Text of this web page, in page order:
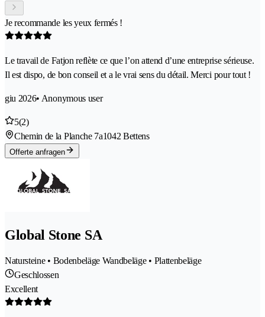
Je recommande les yeux fermés !
Le travail de Fatjon reflète ce que l’on attend d’une entreprise sérieuse.
Il est dispo, de bon conseil et a le vrai sens du détail. Merci pour tout !
giu 2026• Anonymous user
5(2)
Chemin de la Planche 7a1042 Bettens
Offerte anfragen
Global Stone SA
Natursteine • Bodenbeläge Wandbeläge • Plattenbeläge
Geschlossen
Excellent